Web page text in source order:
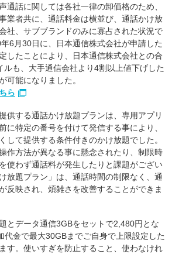
通話に関しては各社一律の卸価格のため、
業者共に、通話料金は横並び、通話かけ放
社、サブブランドのみに寡占された状況で
6月30日に、日本通信株式会社が申請した
したことにより、日本通信株式会社との合
ルも、大手通信会社より4割以上値下げした
可能になりました。
ら
供する通話かけ放題プランは、専用アプリ
に特定の番号を付けて発信する事により、
して提供する条件付きのかけ放題でした。
作方法が異なる事に懸念されたり、制限時
使わず通話料が発生したりと課題がござい
放題プラン」は、通話時間の制限なく、通
反映され、煩雑さを改善することができま
とデータ通信3GBをセットで2,480円とな
代金で最大30GBまでご自身で上限設定した
す。使いすぎを防止すること、使わなけれ